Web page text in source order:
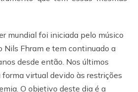
mundial foi iniciada pelo músico
Nils Fhram e tem continuado a
desde então. Nos últimos
forma virtual devido às restrições
O objetivo deste dia é a